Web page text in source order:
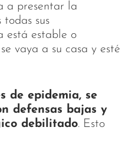
a presentar la
sus
está estable o
vaya a su casa y esté
de epidemia, se
defensas bajas y
debilitado. Esto